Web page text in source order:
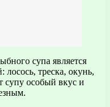
супа является
треска, окунь,
супу особый вкус и